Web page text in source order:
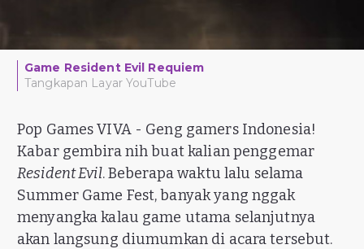
Game Resident Evil Requiem
Tangkapan Layar YouTube
Pop Games VIVA - Geng gamers Indonesia!
Kabar gembira nih buat kalian penggemar
Resident Evil. Beberapa waktu lalu selama
Summer Game Fest, banyak yang nggak
menyangka kalau game utama selanjutnya
akan langsung diumumkan di acara tersebut.